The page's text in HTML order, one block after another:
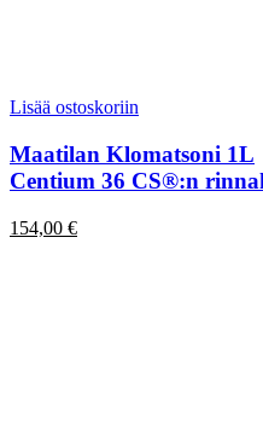
Lisää ostoskoriin
Maatilan Klomatsoni 1L
Centium 36 CS®:n
154,00 €